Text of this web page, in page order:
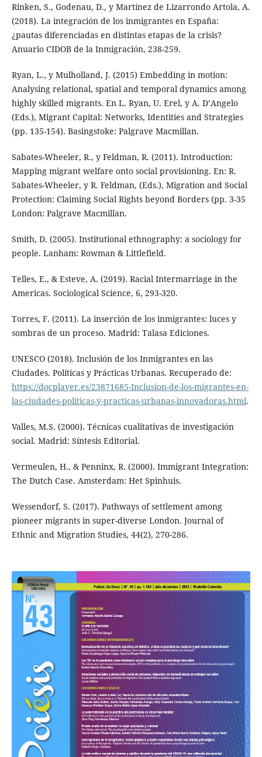
Rinken, S., Godenau, D., y Martínez de Lizarrondo Artola, A.
(2018). La integración de los inmigrantes en España:
¿pautas diferenciadas en distintas etapas de la crisis?
Anuario CIDOB de la Inmigración, 238-259.
Ryan, L., y Mulholland, J. (2015) Embedding in motion:
Analysing relational, spatial and temporal dynamics among
highly skilled migrants. En L. Ryan, U. Erel, y A. D’Angelo
(Eds.), Migrant Capital: Networks, Identities and Strategies
(pp. 135-154). Basingstoke: Palgrave Macmillan.
Sabates-Wheeler, R., y Feldman, R. (2011). Introduction:
Mapping migrant welfare onto social provisioning. En: R.
Sabates-Wheeler, y R. Feldman, (Eds.), Migration and Social
Protection: Claiming Social Rights beyond Borders (pp. 3-35
London: Palgrave Macmillan.
Smith, D. (2005). Institutional ethnography: a sociology for
people. Lanham: Rowman & Littlefield.
Telles, E., & Esteve, A. (2019). Racial Intermarriage in the
Americas. Sociological Science, 6, 293-320.
Torres, F. (2011). La inserción de los inmigrantes: luces y
sombras de un proceso. Madrid: Talasa Ediciones.
UNESCO (2018). Inclusión de los Inmigrantes en las
Ciudades. Políticas y Prácticas Urbanas. Recuperado de:
https://docplayer.es/23871685-Inclusion-de-los-migrantes-en-
las-ciudades-politicas-y-practicas-urbanas-innovadoras.html.
Valles, M.S. (2000). Técnicas cualitativas de investigación
social. Madrid: Síntesis Editorial.
Vermeulen, H., & Penninx, R. (2000). Immigrant Integration:
The Dutch Case. Amsterdam: Het Spinhuis.
Wessendorf, S. (2017). Pathways of settlement among
pioneer migrants in super-diverse London. Journal of
Ethnic and Migration Studies, 44(2), 270-286.